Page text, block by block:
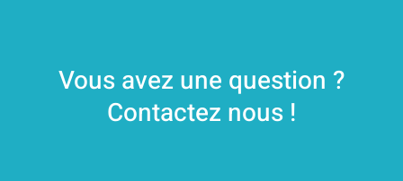
Vous avez une question ?
Contactez nous !